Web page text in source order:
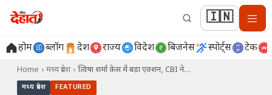
🇮🇳
होम ब्लॉग देश राज्य विदेश बिजनेस स्पोर्ट्स टेक
Home › मध्य प्रदेश › त्विषा शर्मा केस में बड़ा एक्शन, CBI ने…
मध्य प्रदेश FEATURED